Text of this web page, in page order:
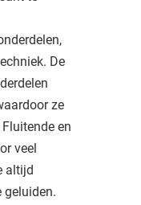
De
ze
en
veel
altijd
geluiden.